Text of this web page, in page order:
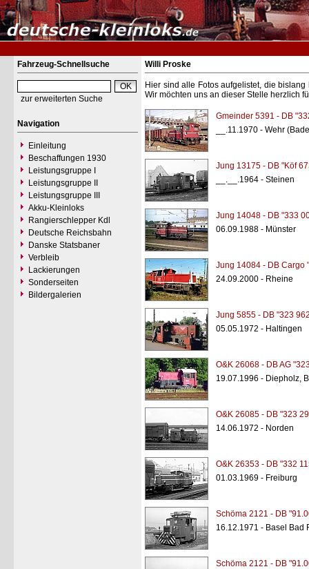
Fahrzeug-Schnellsuche
zur erweiterten Suche
Navigation
Einleitung
Beschaffungen 1930
Leistungsgruppe I
Leistungsgruppe II
Leistungsgruppe III
Akku-Kleinloks
Rangierschlepper Kdl
Deutsche Reichsbahn
Danske Statsbaner
Verbleib
Lackierungen
Sonderseiten
Bildergalerien
Willi Proske
Hier sind alle Fotos aufgelistet, die
Wir möchten uns an dieser Stelle herzlich
Gmeinder 5391 - DB
__.11.1970 - Wehr
Jung 13175 - DB "Köf
__.__.1964 - Steinen
Jung 14048 - DB "333
06.09.1988 - Münster
Jung 14084 - DB Cargo
24.09.2000 - Rheine
Jung 5855 - DB "323
05.05.1972 - Haltingen
O&K 26068 - DB AG
19.07.1996 - Diepholz,
O&K 26085 - DB "323
14.06.1972 - Norden
O&K 26353 - DB "332
01.03.1969 - Freiburg
Schöma 2121 - DB
16.12.1971 - Basel Bad
Schöma 2121 - DB